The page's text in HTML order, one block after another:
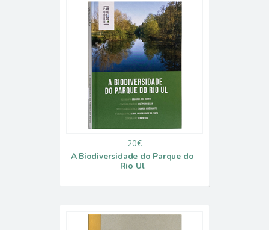
20€
A Biodiversidade do Parque do
Rio Ul